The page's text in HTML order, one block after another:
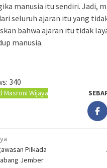
manusia itu sendiri. Jadi,
seluruh ajaran itu yang
bahwa ajaran itu tidak
manusia.
340
Masroni Wijaya
Pilkada
Jember